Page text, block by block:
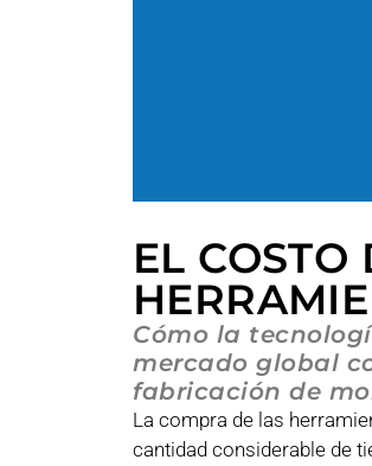
EL
Cómo la
mercado global
fabricación de
La compra de las
cantidad considerable de